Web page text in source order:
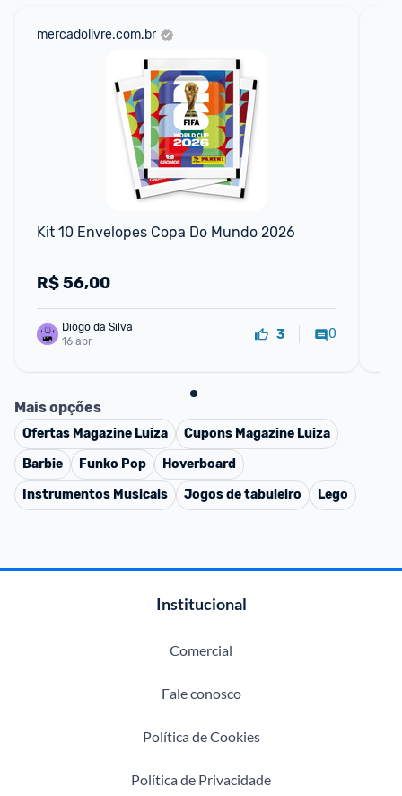
mercadolivre.com.br
Kit 10 Envelopes Copa Do Mundo 2026
R$56,00
Diogo da Silva
16 abr
3 0
Mais opções
Ofertas Magazine Luiza Cupons Magazine Luiza
Barbie
Funko Pop
Hoverboard
Instrumentos Musicais
Jogos de tabuleiro Lego
Institucional
Comercial
Fale conosco
Política de Cookies
Política de Privacidade